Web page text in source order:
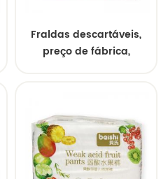
Fraldas descartáveis,
preço de fábrica,